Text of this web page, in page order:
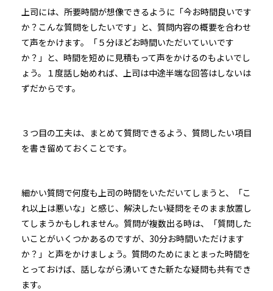
上司には、所要時間が想像できるように「今お時間良いです
か？こんな質問をしたいです」と、質問内容の概要を合わせ
て声をかけます。「５分ほどお時間いただいていいです
か？」と、時間を短めに見積もって声をかけるのもよいでし
ょう。１度話し始めれば、上司は中途半端な回答はしないは
ずだからです。
３つ目の工夫は、まとめて質問できるよう、質問したい項目
を書き留めておくことです。
細かい質問で何度も上司の時間をいただいてしまうと、「こ
れ以上は悪いな」と感じ、解決したい疑問をそのまま放置し
てしまうかもしれません。質問が複数出る時は、「質問した
いことがいくつかあるのですが、30分お時間いただけます
か？」と声をかけましょう。質問のためにまとまった時間を
とっておけば、話しながら湧いてきた新たな疑問も共有でき
ます。